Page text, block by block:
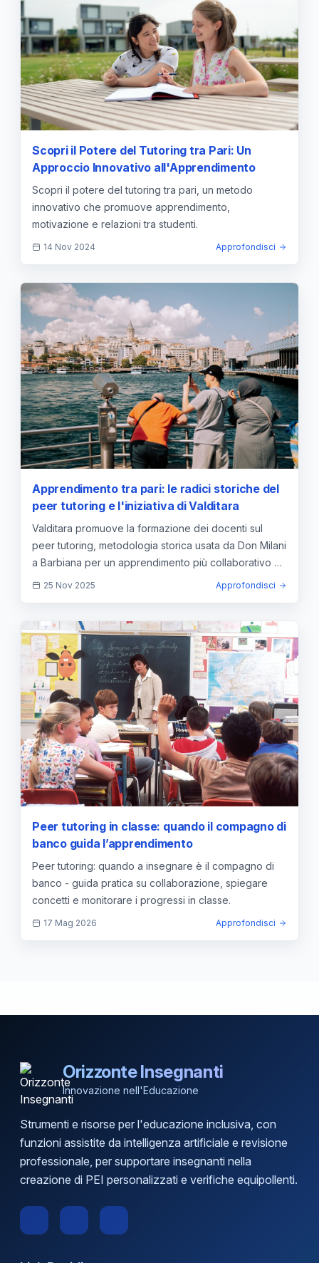
Scopri il Potere del Tutoring tra Pari: Un
Approccio Innovativo all'Apprendimento
Scopri il potere del tutoring tra pari, un metodo
innovativo che promuove apprendimento,
motivazione e relazioni tra studenti.
14 Nov 2024 Approfondisci
Apprendimento tra pari: le radici storiche del
peer tutoring e l'iniziativa di Valditara
Valditara promuove la formazione dei docenti sul
peer tutoring, metodologia storica usata da Don Milani
a Barbiana per un apprendimento più collaborativo e
partecipativo.
25 Nov 2025 Approfondisci
Peer tutoring in classe: quando il compagno di
banco guida l’apprendimento
Peer tutoring: quando a insegnare è il compagno di
banco - guida pratica su collaborazione, spiegare
concetti e monitorare i progressi in classe.
17 Mag 2026 Approfondisci
Orizzonte Insegnanti
Innovazione nell'Educazione
Strumenti e risorse per l'educazione inclusiva, con
funzioni assistite da intelligenza artificiale e revisione
professionale, per supportare insegnanti nella
creazione di PEI personalizzati e verifiche equipollenti.